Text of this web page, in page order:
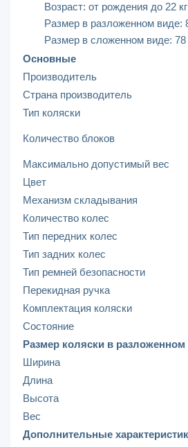
Возраст: от рождения до 22 кг
Размер в разложенном виде:
Размер в сложенном виде:
Основные
Производитель
Страна производитель
Тип коляски
Количество блоков
Максимально допустимый вес
Цвет
Механизм складывания
Количество колес
Тип передних колес
Тип задних колес
Тип ремней безопасности
Перекидная ручка
Комплектация коляски
Состояние
Размер коляски в разложенном
Ширина
Длина
Высота
Вес
Дополнительные